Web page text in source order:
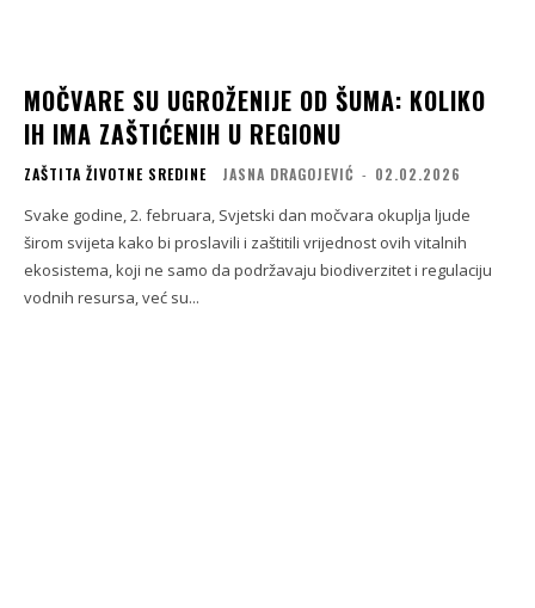
MOČVARE SU UGROŽENIJE OD ŠUMA: KOLIKO
IH IMA ZAŠTIĆENIH U REGIONU
ZAŠTITA ŽIVOTNE SREDINE JASNA DRAGOJEVIĆ - 02.02.2026
Svake godine, 2. februara, Svjetski dan močvara okuplja ljude
širom svijeta kako bi proslavili i zaštitili vrijednost ovih vitalnih
ekosistema, koji ne samo da podržavaju biodiverzitet i regulaciju
vodnih resursa, već su...